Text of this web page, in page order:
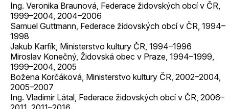
Ing. Veronika Braunová, Federace židovských obcí v ČR,
1999–2004, 2004–2006
Samuel Guttmann, Federace židovských obcí v ČR, 1994–
1998
Jakub Karfík, Ministerstvo kultury ČR, 1994–1996
Miroslav Konečný, Židovská obec v Praze, 1994–1999,
1999–2004, 2005
Božena Korčáková, Ministerstvo kultury ČR, 2002–2004,
2005–2007
Ing. Vladimír Látal, Federace židovských obcí v ČR, 2006–